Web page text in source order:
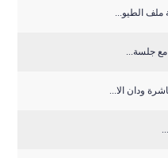
ملف الطيو...
مع جلسة...
ودان الا...